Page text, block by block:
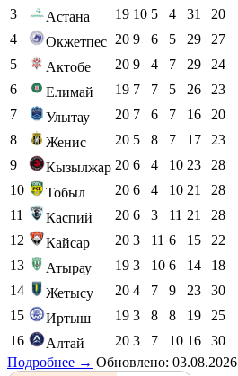
3 Астана 19 10 5 4 31 20
4
Окжетпес 20 9 6 5 29 27
5
Актобе 20 9 4 7 29 24
6
Елимай 19 7 7 5 26 23
7
Улытау 20 7 6 7 16 20
8
Женис 20 5 8 7 17 23
9
Кызылжар 20 6 4 10 23 28
10
Тобыл 20 6 4 10 21 28
11
Каспий 20 6 3 11 21 28
12
Кайсар 20 3 11 6 15 22
13
Атырау 19 3 10 6 14 18
14
Жетысу 20 4 7 9 23 30
15
Иртыш 19 3 8 8 19 25
16
Алтай 20 3 7 10 16 30
Подробнее → Обновлено: 03.08.2026